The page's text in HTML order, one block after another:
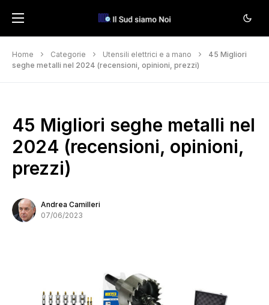
Home Categorie Utensili elettrici e a mano
45 Migliori
seghe metalli nel 2024 (recensioni, opinioni, prezzi)
45 Migliori seghe metalli nel
2024 (recensioni, opinioni,
prezzi)
Andrea Camilleri
07/06/2023